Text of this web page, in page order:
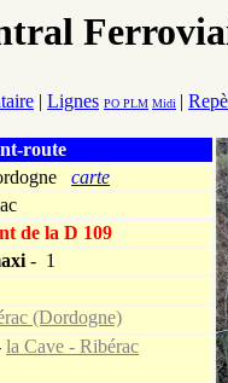
| Lignes PO PLM Midi |
route
carte
de la D 109
- 1
(Dordogne)
la Cave - Ribérac